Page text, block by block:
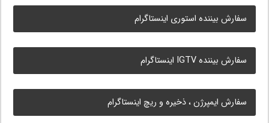
سفارش بیننده استوری اینستاگرام
سفارش بیننده IGTV اینستاگرام
سفارش ایمپرژن ، ذخیره و ریچ اینستاگرام